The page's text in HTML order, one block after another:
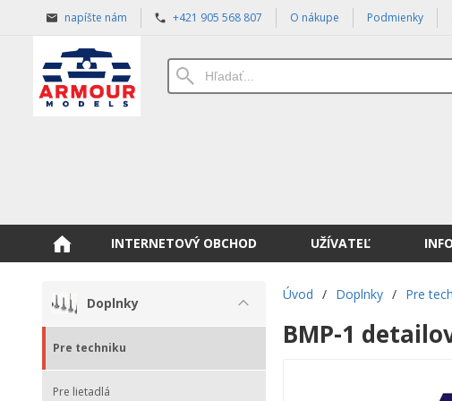
napíšte nám +421 905 568 807 O nákupe Podmienky
INTERNETOVÝ OBCHOD UŽÍVATEĽ
Doplnky
Pre techniku
Pre lietadlá
Úvod / Doplnky / Pre
BMP-1